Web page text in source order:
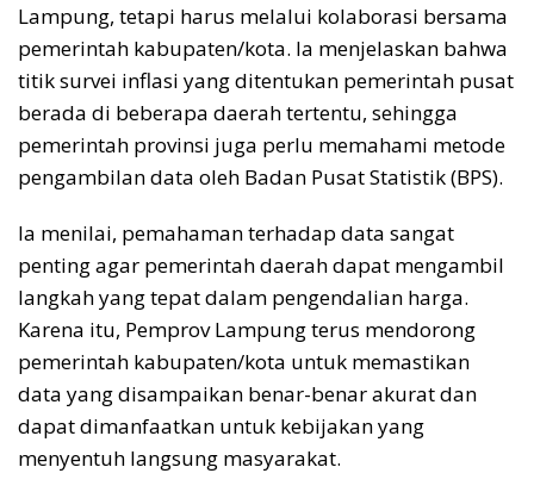
Lampung, tetapi harus melalui kolaborasi bersama
pemerintah kabupaten/kota. Ia menjelaskan bahwa
titik survei inflasi yang ditentukan pemerintah pusat
berada di beberapa daerah tertentu, sehingga
pemerintah provinsi juga perlu memahami metode
pengambilan data oleh Badan Pusat Statistik (BPS).
Ia menilai, pemahaman terhadap data sangat
penting agar pemerintah daerah dapat mengambil
langkah yang tepat dalam pengendalian harga.
Karena itu, Pemprov Lampung terus mendorong
pemerintah kabupaten/kota untuk memastikan
data yang disampaikan benar-benar akurat dan
dapat dimanfaatkan untuk kebijakan yang
menyentuh langsung masyarakat.